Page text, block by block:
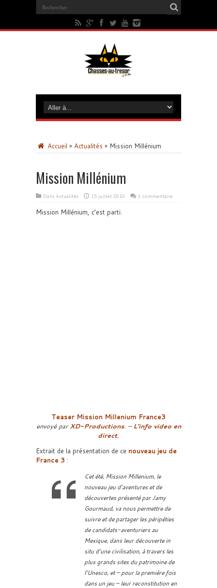
Accueil » Actualités » Mission Millénium
Mission Millénium
Dans Actualités 15 juillet 2010 1 commentaire
Mission Millénium, c’est parti.
Teaser Mission Millenium France3
envoyé parXD-Productions. – L’info video en
direct.
Extrait de la présentation de ce nouveau jeu de
France 3 :
Cet été, Mission Millenium, le
nouveau jeu d’aventures et de
découvertes présenté par Jamy
Gourmaud, va nous permettre de
suivre et de partager les péripéties
de candidats-aventuriers au
Mexique, dans leur découverte in
situ d’une civilisation, à travers les
plus grands sites du patrimoine de
l’Unesco, et – pour la première fois
dans un jeu – leur reconstitution en